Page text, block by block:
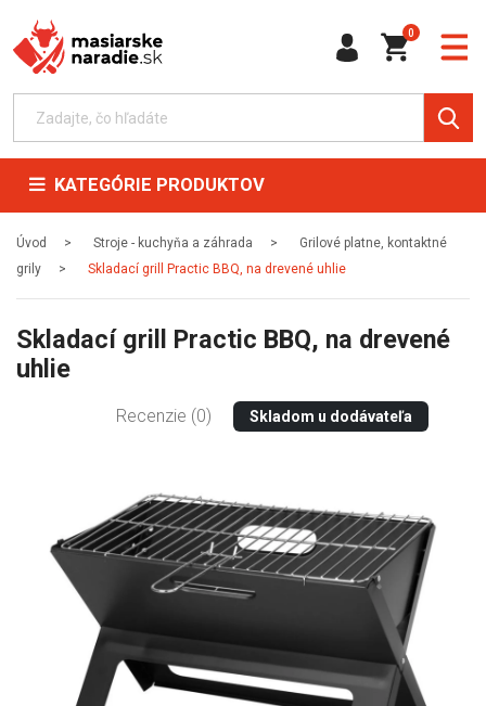
0
KATEGÓRIE PRODUKTOV
Úvod Stroje - kuchyňa a záhrada
Grilové platne, kontaktné
grily
Skladací grill Practic BBQ, na drevené uhlie
Skladací grill Practic BBQ, na drevené
uhlie
Recenzie (0) Skladom u dodávateľa